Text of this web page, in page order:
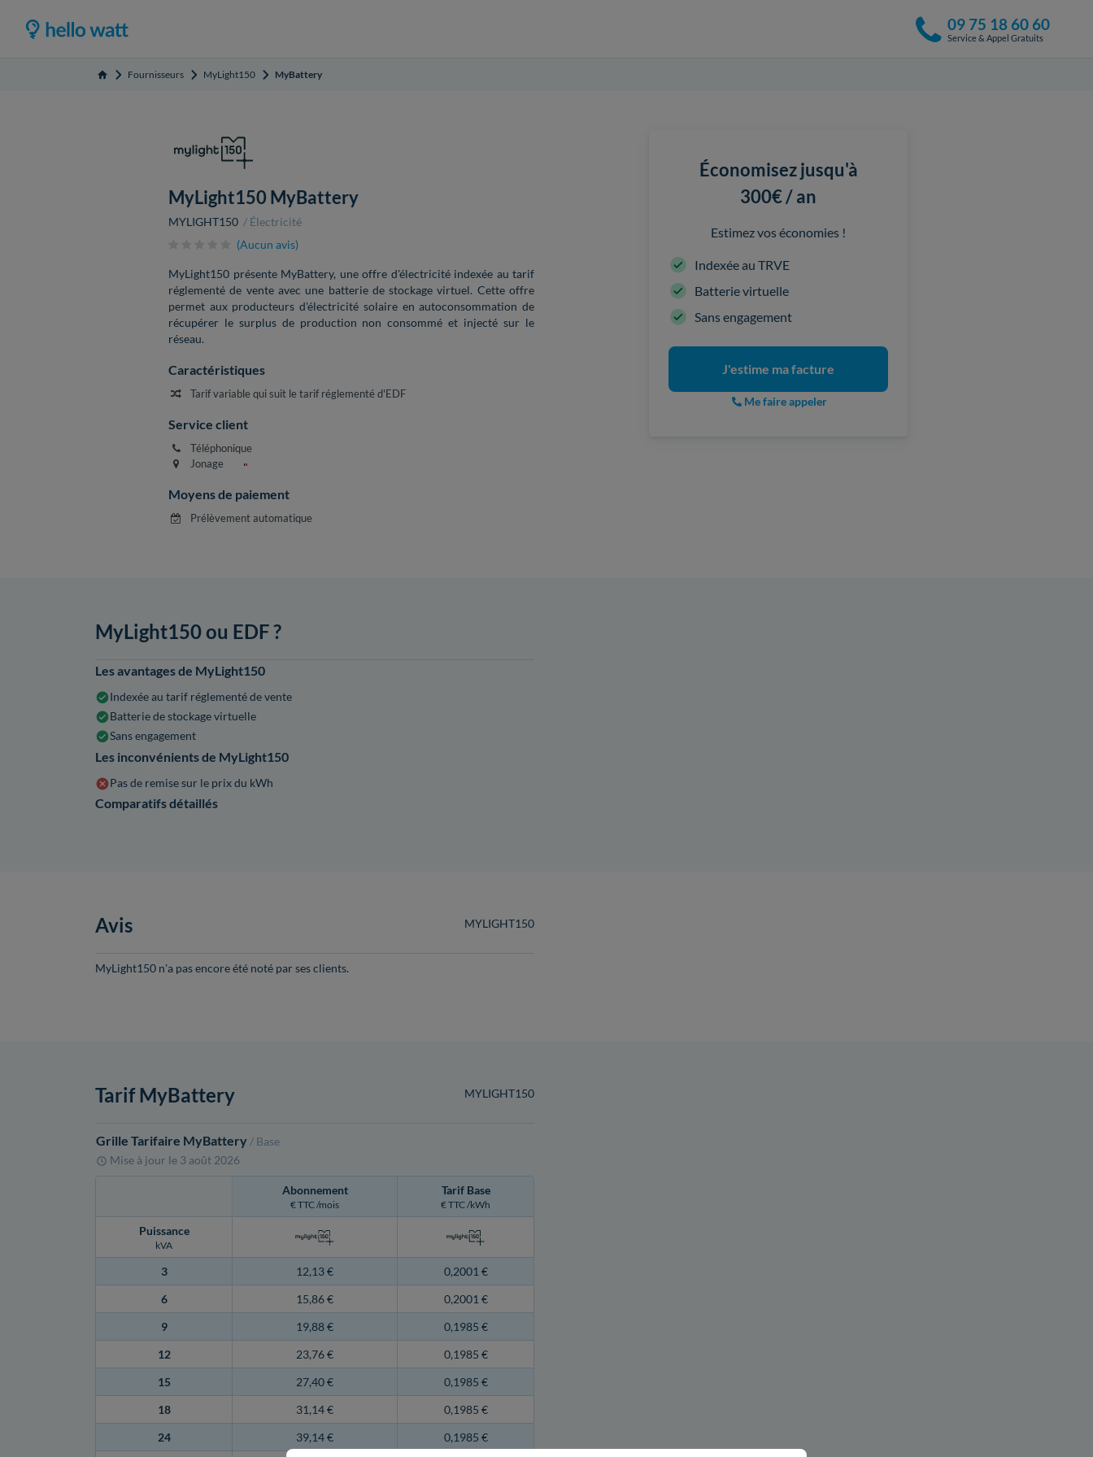
09 75 18 60 60
Service & Appel Gratuits
Accueil Fournisseurs MyLight150 MyBattery
MyLight150 MyBattery
MYLIGHT150
Électricité
(Aucun avis)
MyLight150 présente MyBattery, une offre d'électricité indexée au tarif
réglementé de vente avec une batterie de stockage virtuel. Cette offre
permet aux producteurs d'électricité solaire en autoconsommation de
récupérer le surplus de production non consommé et injecté sur le
réseau.
Caractéristiques
Tarif variable qui suit le tarif réglementé d'EDF
Service client
Téléphonique
Jonage
Moyens de paiement
Prélèvement automatique
MyLight150 ou EDF ?
Les avantages de MyLight150
Indexée au tarif réglementé de vente
Batterie de stockage virtuelle
Sans engagement
Les inconvénients de MyLight150
Pas de remise sur le prix du kWh
Comparatifs détaillés
MYLIGHT150
Avis
MyLight150 n'a pas encore été noté par ses clients.
MYLIGHT150
Tarif MyBattery
Grille Tarifaire MyBattery / Base
Mise à jour le 3 août 2026
Abonnement
€ TTC /mois
Tarif Base
€ TTC /kWh
Puissance
kVA
3 12,13 €
0,2001 €
6
15,86 €
0,2001 €
9
19,88 €
0,1985 €
12
23,76 €
0,1985 €
15
27,40 €
0,1985 €
18
31,14 €
0,1985 €
24
39,14 €
0,1985 €
Économisez jusqu'à
300€ / an
Estimez vos économies !
Indexée au TRVE
Batterie virtuelle
Sans engagement
J'estime ma facture
Me faire appeler